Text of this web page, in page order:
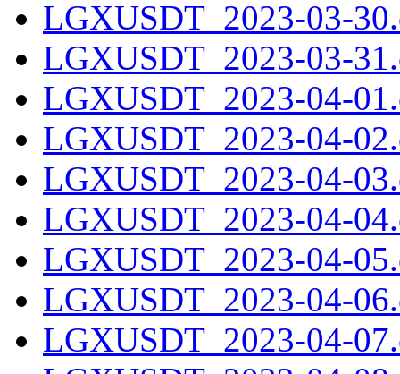
LGXUSDT_2023-03-
LGXUSDT_2023-03-
LGXUSDT_2023-04-
LGXUSDT_2023-04-
LGXUSDT_2023-04-
LGXUSDT_2023-04-
LGXUSDT_2023-04-
LGXUSDT_2023-04-
LGXUSDT_2023-04-